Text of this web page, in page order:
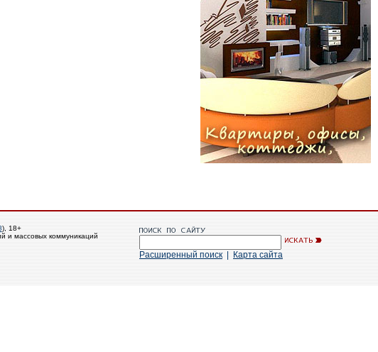
), 18+
и массовых коммуникаций
Расширенный поиск Карта сайта